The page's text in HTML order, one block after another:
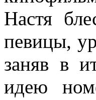
Настя
певицы,
заняв в
идею